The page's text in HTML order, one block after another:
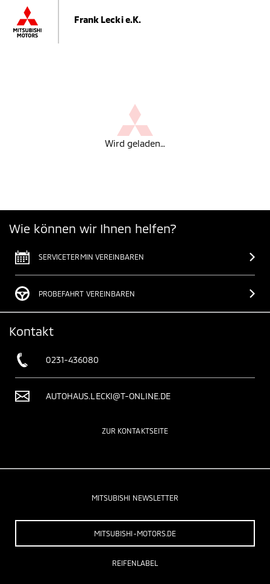
Frank Lecki e.K.
Wird geladen…
Wie können wir Ihnen helfen?
SERVICETERMIN VEREINBAREN
PROBEFAHRT VEREINBAREN
Kontakt
0231-436080
AUTOHAUS.LECKI@T-ONLINE.DE
ZUR KONTAKTSEITE
MITSUBISHI NEWSLETTER
MITSUBISHI-MOTORS.DE
REIFENLABEL